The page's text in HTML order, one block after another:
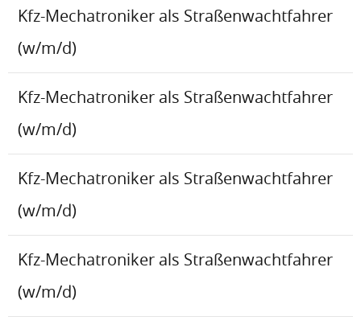
Kfz-Mechatroniker als Straßenwachtfahrer
(w/m/d)
Kfz-Mechatroniker als Straßenwachtfahrer
(w/m/d)
Kfz-Mechatroniker als Straßenwachtfahrer
(w/m/d)
Kfz-Mechatroniker als Straßenwachtfahrer
(w/m/d)